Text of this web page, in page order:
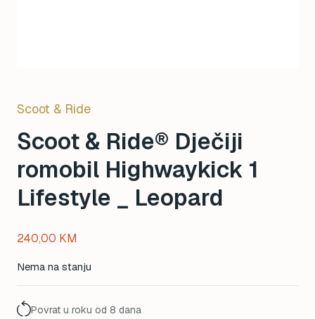
Scoot & Ride
Scoot & Ride® Dječiji
romobil Highwaykick 1
Lifestyle _ Leopard
240,00 KM
Nema na stanju
Povrat u roku od 8 dana